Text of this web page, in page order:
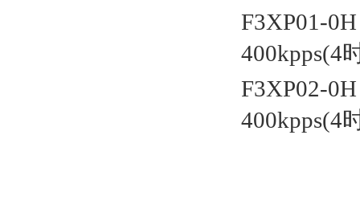
F3XP01-
400kpps(4
F3XP02-
400kpps(4